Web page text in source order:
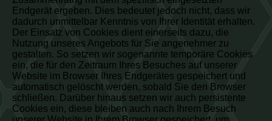
Endgerät ergeben. Dies bedeutet jedoch nicht, dass wir
dadurch unmittelbar Kenntnis von Ihrer Identität erhalten.
Der Einsatz von Cookies dient einerseits dazu, die
Nutzung unseres Angebots für Sie angenehmer zu
gestalten. So setzen wir sogenannte temporäre Cookies
ein, die für den Zeitraum Ihres Besuches auf unserer
Website im Browser Ihres Endgerätes gespeichert und
automatisch gelöscht werden, sobald Sie den Browser
schließen. Darüber hinaus setzen wir auch persistente
Cookies ein, diese bleiben auch nach Ihrem Besuch